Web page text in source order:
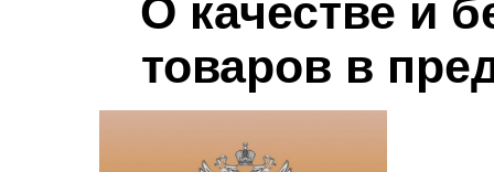
О качестве и
товаров в